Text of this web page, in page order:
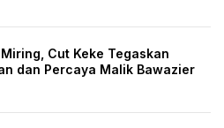
Cut Keke Tegaskan
dan Percaya Malik Bawazier